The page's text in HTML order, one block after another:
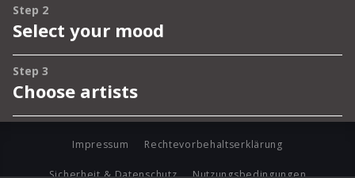
Impressum Rechtevorbehaltserklärung
Sicherheit & Datenschutz Nutzungsbedingungen